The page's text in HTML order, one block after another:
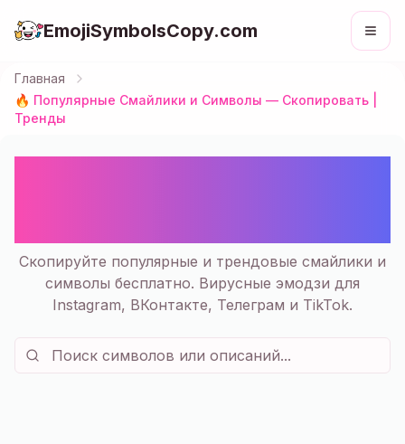
EmojiSymbolsCopy.com
Главная
🔥 Популярные Смайлики и Символы — Скопировать |
Тренды
Скопируйте популярные и трендовые смайлики и
символы бесплатно. Вирусные эмодзи для
Instagram, ВКонтакте, Телеграм и TikTok.